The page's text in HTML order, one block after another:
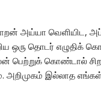
அய்யா வெளியிட,
ஒரு தொடர் எழுதிக்
பெற்றுக் கொண்டால்
இல்லாத